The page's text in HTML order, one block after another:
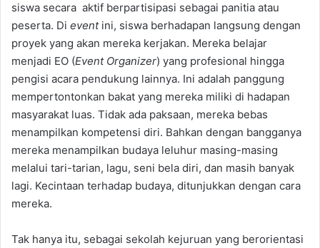
siswa secara aktif berpartisipasi sebagai panitia atau
peserta. Di event ini, siswa berhadapan langsung dengan
proyek yang akan mereka kerjakan. Mereka belajar
menjadi EO (Event Organizer) yang profesional hingga
pengisi acara pendukung lainnya. Ini adalah panggung
mempertontonkan bakat yang mereka miliki di hadapan
masyarakat luas. Tidak ada paksaan, mereka bebas
menampilkan kompetensi diri. Bahkan dengan bangganya
mereka menampilkan budaya leluhur masing-masing
melalui tari-tarian, lagu, seni bela diri, dan masih banyak
lagi. Kecintaan terhadap budaya, ditunjukkan dengan cara
mereka.
Tak hanya itu, sebagai sekolah kejuruan yang berorientasi